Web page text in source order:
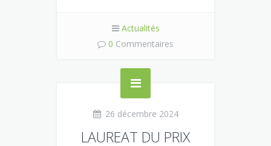
Actualités
0 Commentaires
26 décembre 2024
LAUREAT DU PRIX